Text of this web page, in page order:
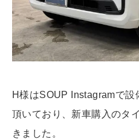
H様はSOUP Instagramで
頂いており、新車購入のタ
きました。